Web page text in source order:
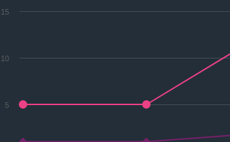
5
10
15